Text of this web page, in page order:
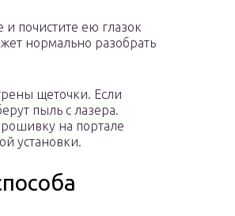
почистите ею глазок
нормально разобрать
щеточки. Если
пыль с лазера.
на портале
установки.